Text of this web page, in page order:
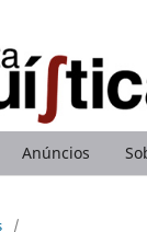
Anúncios
/